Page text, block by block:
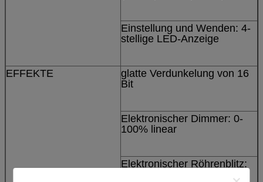
Einstellung und Wenden: 4-
stellige LED-Anzeige
EFFEKTE
glatte Verdunkelung von 16
Bit
Elektronischer Dimmer: 0-
100% linear
Elektronischer Röhrenblitz: